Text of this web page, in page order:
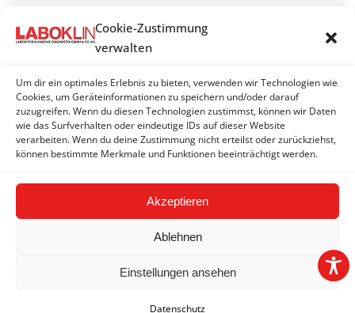
Cookie-Zustimmung
verwalten
Um dir ein optimales Erlebnis zu bieten, verwenden wir Technologien wie
Cookies, um Geräteinformationen zu speichern und/oder darauf
zuzugreifen. Wenn du diesen Technologien zustimmst, können wir Daten
wie das Surfverhalten oder eindeutige IDs auf dieser Website
verarbeiten. Wenn du deine Zustimmung nicht erteilst oder zurückziehst,
können bestimmte Merkmale und Funktionen beeinträchtigt werden.
Akzeptieren
Ablehnen
Einstellungen ansehen
Datenschutz
VonLABOKLIN | Bad Kissingen
der Diagnostik und unzureichende Kenntnisse über
Infektionen strikter Anaerobier führten dazu, dass in
der letzten Zeit diese Bakterien fast in Vergessenheit
geraten sind